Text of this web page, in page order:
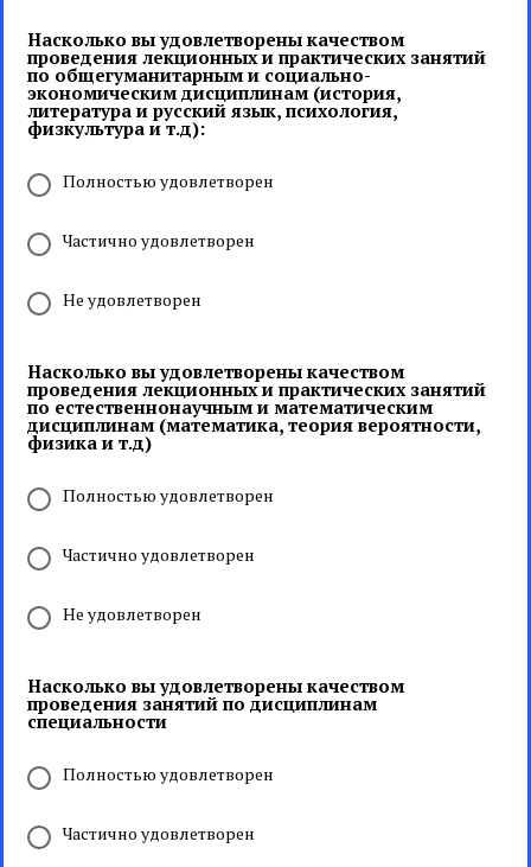
Насколько вы удовлетворены качеством
проведения лекционных и практических занятий
по общегуманитарным и социально-
экономическим дисциплинам (история,
литература и русский язык, психология,
физкультура и т.д):
Полностью удовлетворен
Частично удовлетворен
Не удовлетворен
Насколько вы удовлетворены качеством
проведения лекционных и практических занятий
по естественнонаучным и математическим
дисциплинам (математика, теория вероятности,
физика и т.д)
Полностью удовлетворен
Частично удовлетворен
Не удовлетворен
Насколько вы удовлетворены качеством
проведения занятий по дисциплинам
специальности
Полностью удовлетворен
Частично удовлетворен